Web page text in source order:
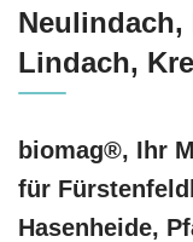
Neulindach,
Lindach,
biomag®, Ihr
für
Hasenheide,